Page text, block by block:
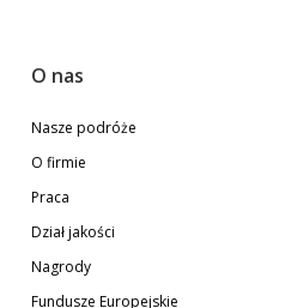
O nas
Nasze podróże
O firmie
Praca
Dział jakości
Nagrody
Fundusze Europejskie